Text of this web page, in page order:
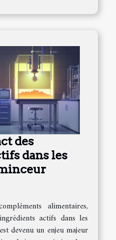
des
dans les
alimentaires,
actifs dans les
devenu un enjeu majeur